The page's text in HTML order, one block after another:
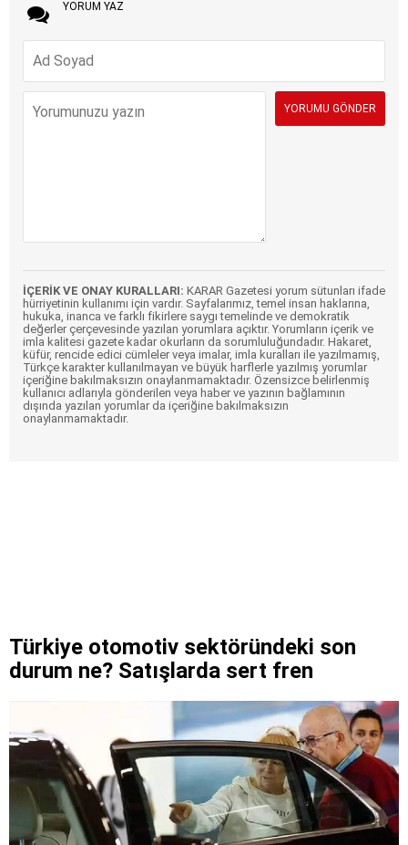
YORUM YAZ
İÇERİK VE ONAY KURALLARI: KARAR Gazetesi yorum sütunları ifade
hürriyetinin kullanımı için vardır. Sayfalarımız, temel insan haklarına,
hukuka, inanca ve farklı fikirlere saygı temelinde ve demokratik
değerler çerçevesinde yazılan yorumlara açıktır. Yorumların içerik ve
imla kalitesi gazete kadar okurların da sorumluluğundadır. Hakaret,
küfür, rencide edici cümleler veya imalar, imla kuralları ile yazılmamış,
Türkçe karakter kullanılmayan ve büyük harflerle yazılmış yorumlar
içeriğine bakılmaksızın onaylanmamaktadır. Özensizce belirlenmiş
kullanıcı adlarıyla gönderilen veya haber ve yazının bağlamının
dışında yazılan yorumlar da içeriğine bakılmaksızın
onaylanmamaktadır.
Türkiye otomotiv sektöründeki son
durum ne? Satışlarda sert fren